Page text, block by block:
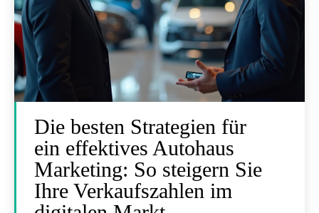
Die besten Strategien für
ein effektives Autohaus
Marketing: So steigern Sie
Ihre Verkaufszahlen im